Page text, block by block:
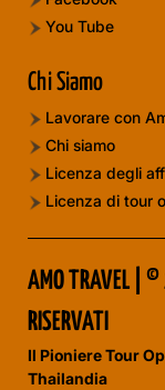
You Tube
Chi Siamo
Lavorare con
Chi siamo
Licenza degli
Licenza di tour
AMO TRAVEL |
RISERVATI
Il Pioniere Tour
Thailandia